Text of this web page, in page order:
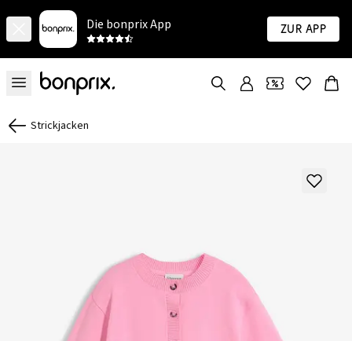
Die bonprix App Zur App
Strickjacken